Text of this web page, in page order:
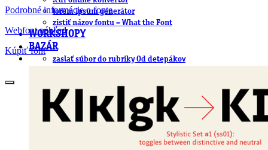
lorem ipsum generátor
zistiť názov fontu – What the Font
WORKSHOPY
BAZÁR
zaslať súbor do rubriky Od detepákov
Podrobné informácie o fonte
Webfont náhľad
Kúpiť font